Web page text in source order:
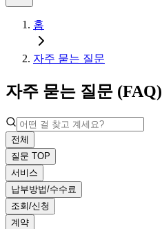
홈
자주 묻는 질문
자주 묻는 질문 (FAQ)
전체
질문 TOP
서비스
납부방법/수수료
조회/신청
계약